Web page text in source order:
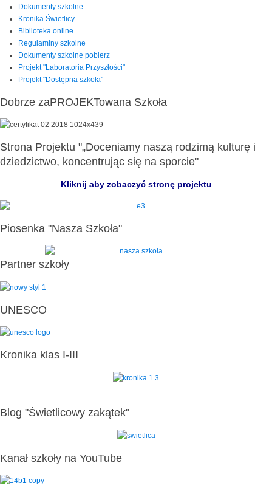
Dokumenty szkolne
Kronika Świetlicy
Biblioteka online
Regulaminy szkolne
Dokumenty szkolne pobierz
Projekt "Laboratoria Przyszłości"
Projekt "Dostępna szkoła"
Dobrze zaPROJEKTowana Szkoła
Strona Projektu "„Doceniamy naszą rodzimą kulturę i
dziedzictwo, koncentrując się na sporcie"
Kliknij aby zobaczyć stronę projektu
Piosenka "Nasza Szkoła"
Partner szkoły
UNESCO
Kronika klas I-III
Blog "Świetlicowy zakątek"
Kanał szkoły na YouTube